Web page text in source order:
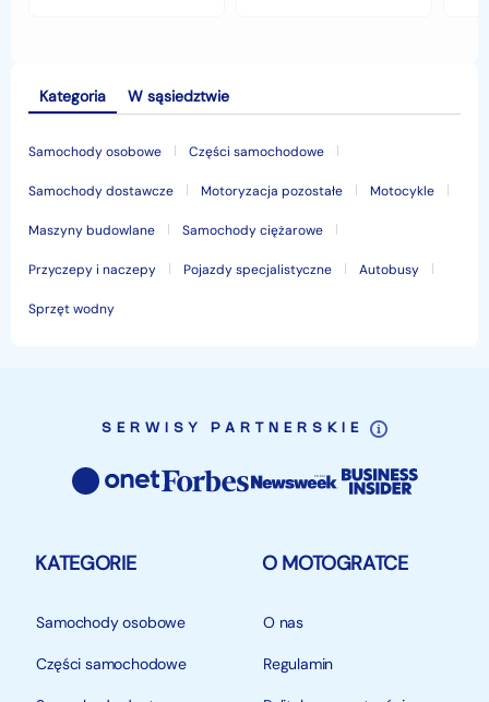
Kategoria
Samochody osobowe Części samochodowe
Samochody dostawcze Motoryzacja pozostałe Motocykle
Maszyny budowlane Samochody ciężarowe
Przyczepy i naczepy Pojazdy specjalistyczne Autobusy
Sprzęt wodny
W sąsiedztwie
SERWISY PARTNERSKIE
KATEGORIE
Samochody osobowe
Części samochodowe
O MOTOGRATCE
O nas
Regulamin